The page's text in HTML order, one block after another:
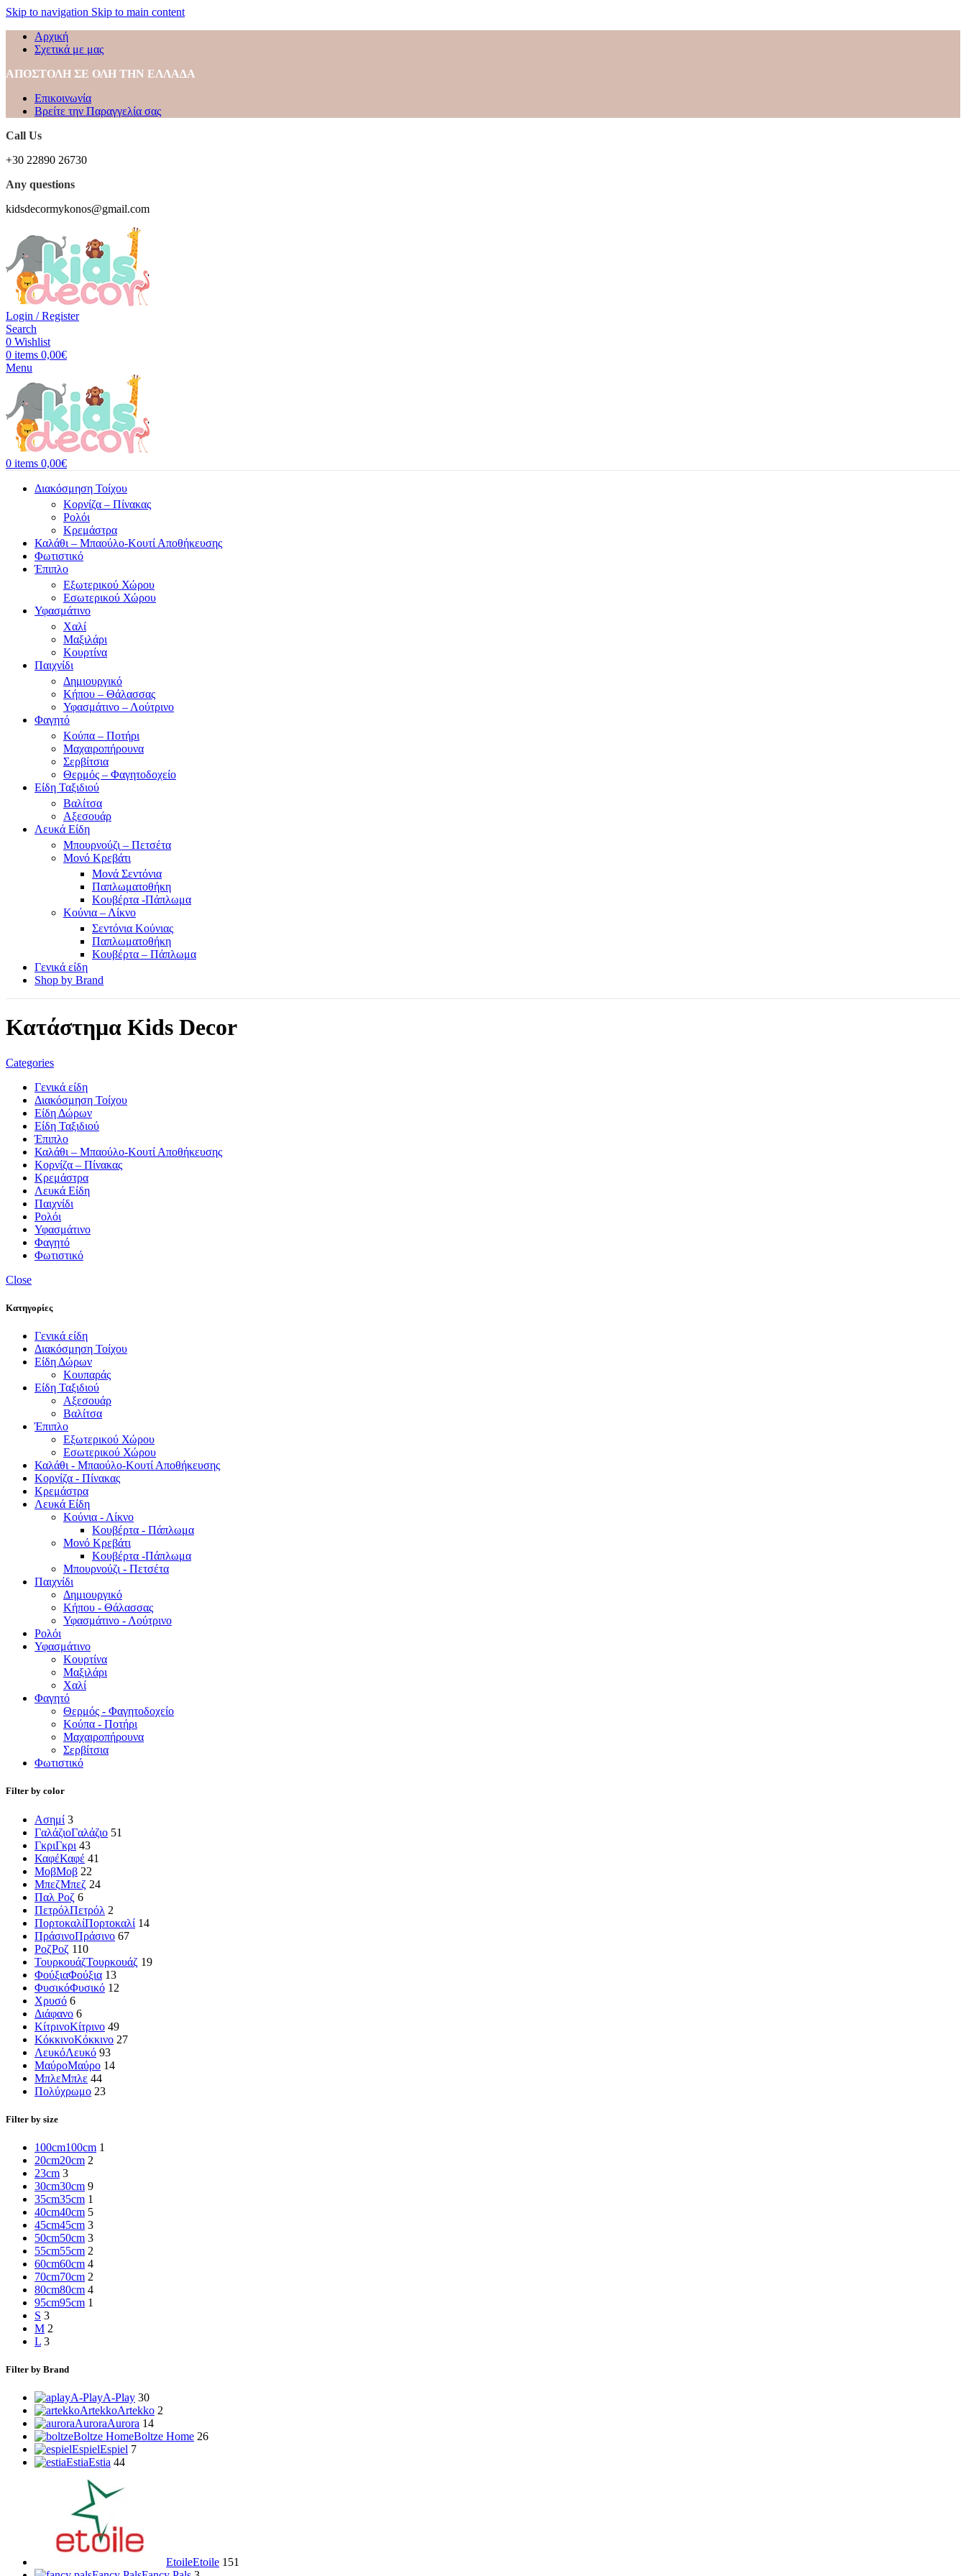
Skip to navigation Skip to main content
Αρχική
Σχετικά με μας
ΑΠΟΣΤΟΛΗ ΣΕ ΟΛΗ ΤΗΝ ΕΛΛΑΔΑ
Επικοινωνία
Βρείτε την Παραγγελία σας
Call Us
+30 22890 26730
Any questions
kidsdecormykonos@gmail.com
Login / Register
Search
0 Wishlist
0 items 0,00€
Menu
0 items 0,00€
Διακόσμηση Τοίχου
Κορνίζα – Πίνακας
Ρολόι
Κρεμάστρα
Καλάθι – Μπαούλο-Κουτί Αποθήκευσης
Φωτιστικό
Έπιπλο
Εξωτερικού Χώρου
Εσωτερικού Χώρου
Υφασμάτινο
Χαλί
Μαξιλάρι
Κουρτίνα
Παιχνίδι
Δημιουργικό
Κήπου – Θάλασσας
Υφασμάτινο – Λούτρινο
Φαγητό
Κούπα – Ποτήρι
Μαχαιροπήρουνα
Σερβίτσια
Θερμός – Φαγητοδοχείο
Είδη Ταξιδιού
Βαλίτσα
Αξεσουάρ
Λευκά Είδη
Μπουρνούζι – Πετσέτα
Μονό Κρεβάτι
Μονά Σεντόνια
Παπλωματοθήκη
Κουβέρτα -Πάπλωμα
Κούνια – Λίκνο
Σεντόνια Κούνιας
Παπλωματοθήκη
Κουβέρτα – Πάπλωμα
Γενικά είδη
Shop by Brand
Κατάστημα Kids Decor
Categories
Γενικά είδη
Διακόσμηση Τοίχου
Είδη Δώρων
Είδη Ταξιδιού
Έπιπλο
Καλάθι – Μπαούλο-Κουτί Αποθήκευσης
Κορνίζα – Πίνακας
Κρεμάστρα
Λευκά Είδη
Παιχνίδι
Ρολόι
Υφασμάτινο
Φαγητό
Φωτιστικό
Close
Κατηγορίες
Γενικά είδη
Διακόσμηση Τοίχου
Είδη Δώρων
Κουπαράς
Είδη Ταξιδιού
Αξεσουάρ
Βαλίτσα
Έπιπλο
Εξωτερικού Χώρου
Εσωτερικού Χώρου
Καλάθι - Μπαούλο-Κουτί Αποθήκευσης
Κορνίζα - Πίνακας
Κρεμάστρα
Λευκά Είδη
Κούνια - Λίκνο
Κουβέρτα - Πάπλωμα
Μονό Κρεβάτι
Κουβέρτα -Πάπλωμα
Μπουρνούζι - Πετσέτα
Παιχνίδι
Δημιουργικό
Κήπου - Θάλασσας
Υφασμάτινο - Λούτρινο
Ρολόι
Υφασμάτινο
Κουρτίνα
Μαξιλάρι
Χαλί
Φαγητό
Θερμός - Φαγητοδοχείο
Κούπα - Ποτήρι
Μαχαιροπήρουνα
Σερβίτσια
Φωτιστικό
Filter by color
Ασημί 3
ΓαλάζιοΓαλάζιο 51
ΓκριΓκρι 43
ΚαφέΚαφέ 41
ΜοβΜοβ 22
ΜπεζΜπεζ 24
Παλ Ροζ 6
ΠετρόλΠετρόλ 2
ΠορτοκαλίΠορτοκαλί 14
ΠράσινοΠράσινο 67
ΡοζΡοζ 110
ΤουρκουάζΤουρκουάζ 19
ΦούξιαΦούξια 13
ΦυσικόΦυσικό 12
Χρυσό 6
Διάφανο 6
ΚίτρινοΚίτρινο 49
ΚόκκινοΚόκκινο 27
ΛευκόΛευκό 93
ΜαύροΜαύρο 14
ΜπλεΜπλε 44
Πολύχρωμο 23
Filter by size
100cm100cm 1
20cm20cm 2
23cm 3
30cm30cm 9
35cm35cm 1
40cm40cm 5
45cm45cm 3
50cm50cm 3
55cm55cm 2
60cm60cm 4
70cm70cm 2
80cm80cm 4
95cm95cm 1
S 3
M 2
L 3
Filter by Brand
A-PlayA-Play 30
ArtekkoArtekko 2
AuroraAurora 14
Boltze HomeBoltze Home 26
EspielEspiel 7
EstiaEstia 44
EtoileEtoile 151